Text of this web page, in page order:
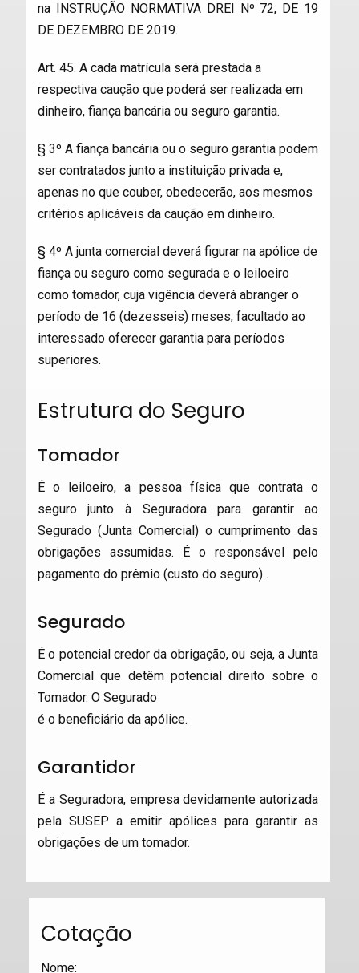
na INSTRUÇÃO NORMATIVA DREI Nº 72, DE 19
DE DEZEMBRO DE 2019.
Art. 45. A cada matrícula será prestada a
respectiva caução que poderá ser realizada em
dinheiro, fiança bancária ou seguro garantia.
§ 3º A fiança bancária ou o seguro garantia podem
ser contratados junto a instituição privada e,
apenas no que couber, obedecerão, aos mesmos
critérios aplicáveis da caução em dinheiro.
§ 4º A junta comercial deverá figurar na apólice de
fiança ou seguro como segurada e o leiloeiro
como tomador, cuja vigência deverá abranger o
período de 16 (dezesseis) meses, facultado ao
interessado oferecer garantia para períodos
superiores.
Estrutura do Seguro
Tomador
É o leiloeiro, a pessoa física que contrata o
seguro junto à Seguradora para garantir ao
Segurado (Junta Comercial) o cumprimento das
obrigações assumidas. É o responsável pelo
pagamento do prêmio (custo do seguro) .
Segurado
É o potencial credor da obrigação, ou seja, a Junta
Comercial que detêm potencial direito sobre o
Tomador. O Segurado
é o beneficiário da apólice.
Garantidor
É a Seguradora, empresa devidamente autorizada
pela SUSEP a emitir apólices para garantir as
obrigações de um tomador.
Cotação
Nome: